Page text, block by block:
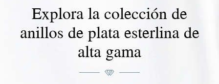
Explora la colección de
anillos de plata esterlina de
alta gama